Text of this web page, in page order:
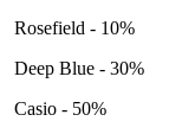
Rosefield - 10%
Deep Blue - 30%
Casio - 50%